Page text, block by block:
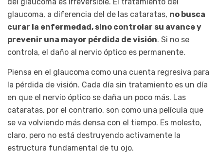
glaucoma, a diferencia del de las cataratas, no busca
curar la enfermedad, sino controlar su avance y
prevenir una mayor pérdida de visión. Si no se
controla, el daño al nervio óptico es permanente.
Piensa en el glaucoma como una cuenta regresiva para
la pérdida de visión. Cada día sin tratamiento es un día
en que el nervio óptico se daña un poco más. Las
cataratas, por el contrario, son como una película que
se va volviendo más densa con el tiempo. Es molesto,
claro, pero no está destruyendo activamente la
estructura fundamental de tu ojo.